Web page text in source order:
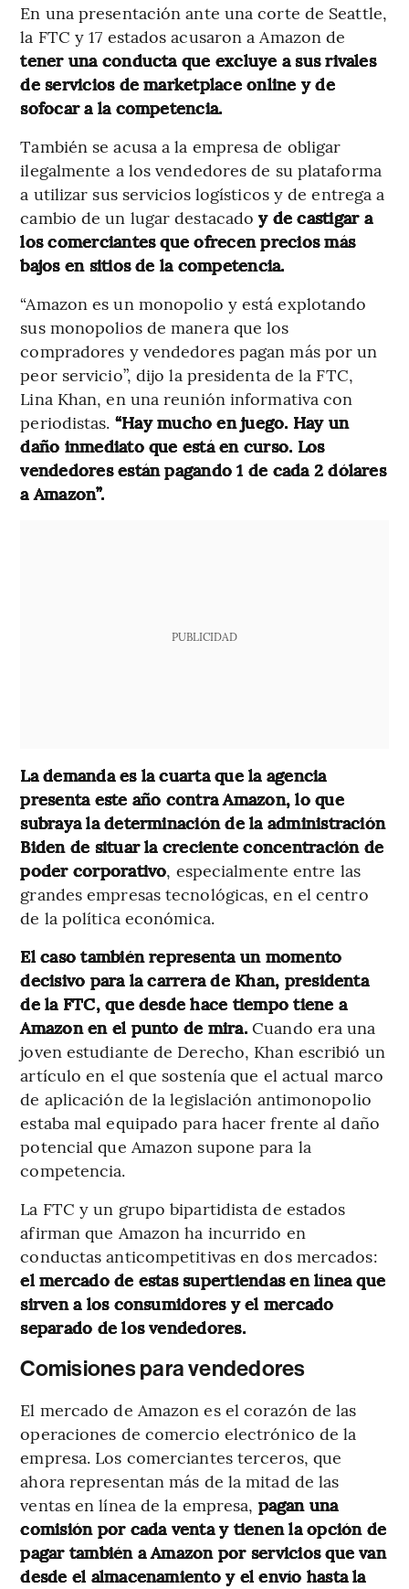
En una presentación ante una corte de Seattle,
la FTC y 17 estados acusaron a Amazon de
tener una conducta que excluye a sus rivales
de servicios de marketplace online y de
sofocar a la competencia.
También se acusa a la empresa de obligar
ilegalmente a los vendedores de su plataforma
a utilizar sus servicios logísticos y de entrega a
cambio de un lugar destacadoy de castigar a
los comerciantes que ofrecen precios más
bajos en sitios de la competencia.
“Amazon es un monopolio y está explotando
sus monopolios de manera que los
compradores y vendedores pagan más por un
peor servicio”, dijo la presidenta de la FTC,
Lina Khan, en una reunión informativa con
periodistas. “Hay mucho en juego. Hay un
daño inmediato que está en curso. Los
vendedores están pagando 1 de cada 2 dólares
a Amazon”.
PUBLICIDAD
La demanda es la cuarta que la agencia
presenta este año contra Amazon, lo que
subraya la determinación de la administración
Biden de situar la creciente concentración de
poder corporativo, especialmente entre las
grandes empresas tecnológicas, en el centro
de la política económica.
El caso también representa un momento
decisivo para la carrera de Khan, presidenta
de la FTC, que desde hace tiempo tiene a
Amazon en el punto de mira.Cuando era una
joven estudiante de Derecho, Khan escribió un
artículo en el que sostenía que el actual marco
de aplicación de la legislación antimonopolio
estaba mal equipado para hacer frente al daño
potencial que Amazon supone para la
competencia.
La FTC y un grupo bipartidista de estados
afirman que Amazon ha incurrido en
conductas anticompetitivas en dos mercados:
el mercado de estas supertiendas en línea que
sirven a los consumidores y el mercado
separado de los vendedores.
Comisiones para vendedores
El mercado de Amazon es el corazón de las
operaciones de comercio electrónico de la
empresa. Los comerciantes terceros, que
ahora representan más de la mitad de las
ventas en línea de la empresa, pagan una
comisión por cada venta y tienen la opción de
pagar también a Amazon por servicios que van
desde el almacenamiento y el envío hasta la